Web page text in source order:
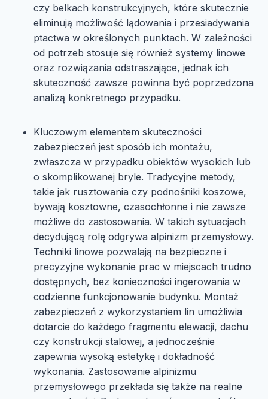
czy belkach konstrukcyjnych, które skutecznie
eliminują możliwość lądowania i przesiadywania
ptactwa w określonych punktach. W zależności
od potrzeb stosuje się również systemy linowe
oraz rozwiązania odstraszające, jednak ich
skuteczność zawsze powinna być poprzedzona
analizą konkretnego przypadku.
Kluczowym elementem skuteczności
zabezpieczeń jest sposób ich montażu,
zwłaszcza w przypadku obiektów wysokich lub
o skomplikowanej bryle. Tradycyjne metody,
takie jak rusztowania czy podnośniki koszowe,
bywają kosztowne, czasochłonne i nie zawsze
możliwe do zastosowania. W takich sytuacjach
decydującą rolę odgrywa alpinizm przemysłowy.
Techniki linowe pozwalają na bezpieczne i
precyzyjne wykonanie prac w miejscach trudno
dostępnych, bez konieczności ingerowania w
codzienne funkcjonowanie budynku. Montaż
zabezpieczeń z wykorzystaniem lin umożliwia
dotarcie do każdego fragmentu elewacji, dachu
czy konstrukcji stalowej, a jednocześnie
zapewnia wysoką estetykę i dokładność
wykonania. Zastosowanie alpinizmu
przemysłowego przekłada się także na realne